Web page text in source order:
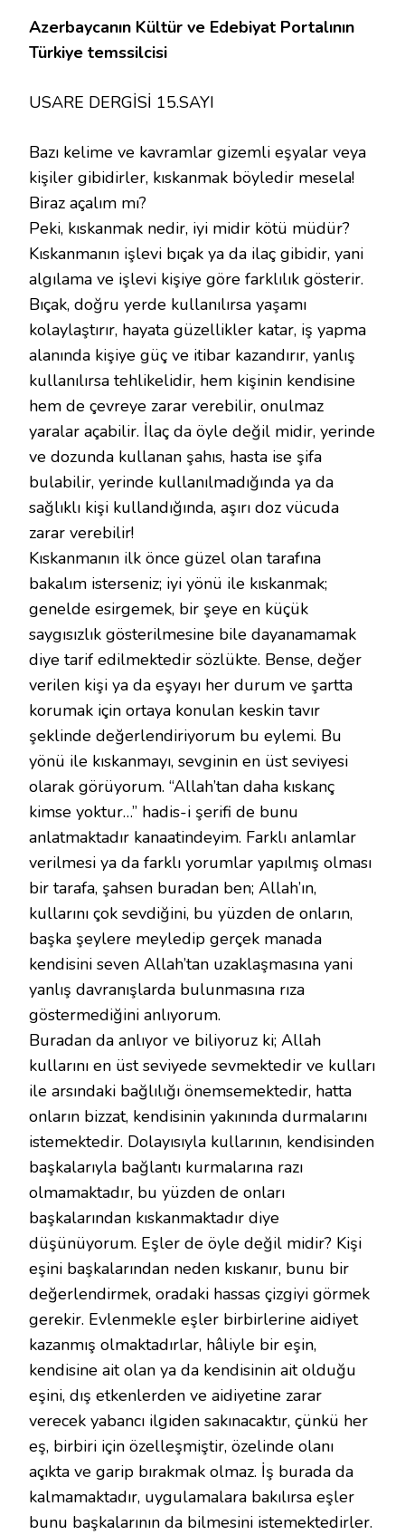
Azerbaycanın Kültür ve Edebiyat Portalının
Türkiye temssilcisi
USARE DERGİSİ 15.SAYI
Bazı kelime ve kavramlar gizemli eşyalar veya
kişiler gibidirler, kıskanmak böyledir mesela!
Biraz açalım mı?
Peki, kıskanmak nedir, iyi midir kötü müdür?
Kıskanmanın işlevi bıçak ya da ilaç gibidir, yani
algılama ve işlevi kişiye göre farklılık gösterir.
Bıçak, doğru yerde kullanılırsa yaşamı
kolaylaştırır, hayata güzellikler katar, iş yapma
alanında kişiye güç ve itibar kazandırır, yanlış
kullanılırsa tehlikelidir, hem kişinin kendisine
hem de çevreye zarar verebilir, onulmaz
yaralar açabilir. İlaç da öyle değil midir, yerinde
ve dozunda kullanan şahıs, hasta ise şifa
bulabilir, yerinde kullanılmadığında ya da
sağlıklı kişi kullandığında, aşırı doz vücuda
zarar verebilir!
Kıskanmanın ilk önce güzel olan tarafına
bakalım isterseniz; iyi yönü ile kıskanmak;
genelde esirgemek, bir şeye en küçük
saygısızlık gösterilmesine bile dayanamamak
diye tarif edilmektedir sözlükte. Bense, değer
verilen kişi ya da eşyayı her durum ve şartta
korumak için ortaya konulan keskin tavır
şeklinde değerlendiriyorum bu eylemi. Bu
yönü ile kıskanmayı, sevginin en üst seviyesi
olarak görüyorum. “Allah’tan daha kıskanç
kimse yoktur…” hadis-i şerifi de bunu
anlatmaktadır kanaatindeyim. Farklı anlamlar
verilmesi ya da farklı yorumlar yapılmış olması
bir tarafa, şahsen buradan ben; Allah’ın,
kullarını çok sevdiğini, bu yüzden de onların,
başka şeylere meyledip gerçek manada
kendisini seven Allah’tan uzaklaşmasına yani
yanlış davranışlarda bulunmasına rıza
göstermediğini anlıyorum.
Buradan da anlıyor ve biliyoruz ki; Allah
kullarını en üst seviyede sevmektedir ve kulları
ile arsındaki bağlılığı önemsemektedir, hatta
onların bizzat, kendisinin yakınında durmalarını
istemektedir. Dolayısıyla kullarının, kendisinden
başkalarıyla bağlantı kurmalarına razı
olmamaktadır, bu yüzden de onları
başkalarından kıskanmaktadır diye
düşünüyorum. Eşler de öyle değil midir? Kişi
eşini başkalarından neden kıskanır, bunu bir
değerlendirmek, oradaki hassas çizgiyi görmek
gerekir. Evlenmekle eşler birbirlerine aidiyet
kazanmış olmaktadırlar, hâliyle bir eşin,
kendisine ait olan ya da kendisinin ait olduğu
eşini, dış etkenlerden ve aidiyetine zarar
verecek yabancı ilgiden sakınacaktır, çünkü her
eş, birbiri için özelleşmiştir, özelinde olanı
açıkta ve garip bırakmak olmaz. İş burada da
kalmamaktadır, uygulamalara bakılırsa eşler
bunu başkalarının da bilmesini istemektedirler.